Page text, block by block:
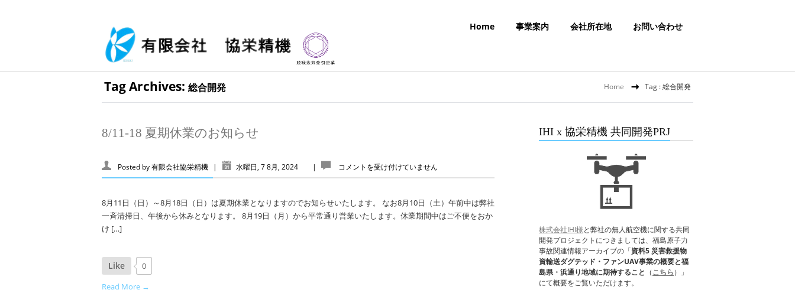
Home 事業案内 会社所在地 お問い合わせ
Tag Archives: 総合開発 Home Tag : 総合開発
8/11-18 夏期休業のお知らせ
Posted by有限会社協栄精機 | 水曜日, 7 8月, 2024 | コメントを受け付けていません
8月11日（日）～8月18日（日）は夏期休業となりますのでお知らせいたします。 なお8月10日（土）午前中は弊社
一斉清掃日、午後から休みとなります。 8月19日（月）から平常通り営業いたします。休業期間中はご不便をおか
け […]
Like
0
Read More →
IHI x 協栄精機 共同開発PRJ
株式会社IHI様と弊社の無人航空機に関する共同
開発プロジェクトにつきましては、福島原子力
事故関連情報アーカイブの「資料5 災害救援物
資輸送ダグテッド・ファンUAV事業の概要と福
島県・浜通り地域に期待すること （こちら）」
にて概要をご覧いただけます。